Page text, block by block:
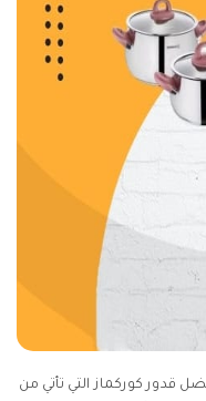
قدور كوركماز التي تأتي من